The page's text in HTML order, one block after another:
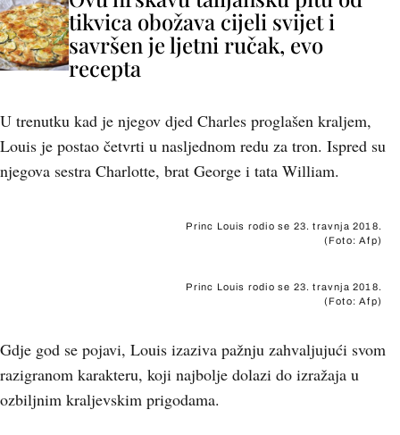
tikvica obožava cijeli svijet i
savršen je ljetni ručak, evo
recepta
U trenutku kad je njegov djed Charles proglašen kraljem,
Louis je postao četvrti u nasljednom redu za tron. Ispred su
njegova sestra Charlotte, brat George i tata William.
Princ Louis rodio se 23. travnja 2018.
(Foto: Afp)
Princ Louis rodio se 23. travnja 2018.
(Foto: Afp)
Gdje god se pojavi, Louis izaziva pažnju zahvaljujući svom
razigranom karakteru, koji najbolje dolazi do izražaja u
ozbiljnim kraljevskim prigodama.